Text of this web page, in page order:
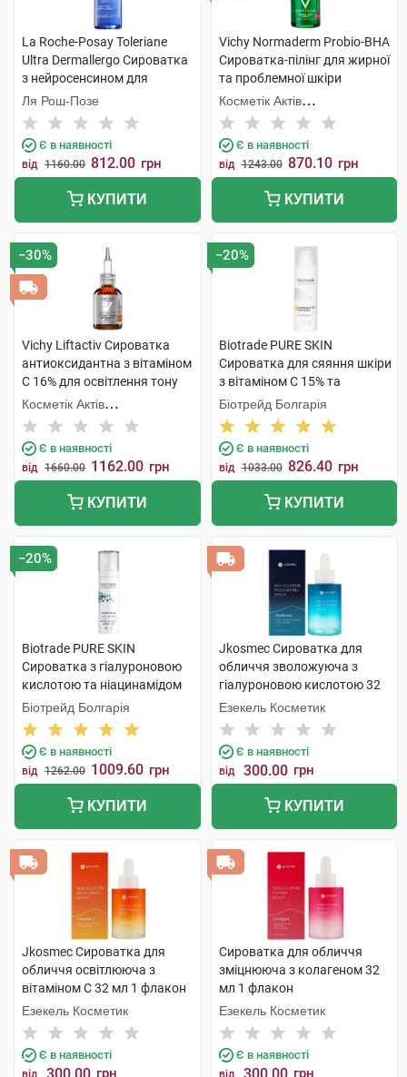
La Roche-Posay Toleriane
Ultra Dermallergo Сироватка
з нейросенсином для
гіперчутливої та схильної до
алергії шкіри 20 мл 1 флакон
Ля Рош-Позе
Є в наявності
від 1160.00 812.00 грн
КУПИТИ
Vichy Normaderm Probio-BHA
Сироватка-пілінг для жирної
та проблемної шкіри
обличчя 30 мл 1 флакон
Косметік Актів
Інтернаціональ
Є в наявності
від 1243.00 870.10 грн
КУПИТИ
−30%
Vichy Liftactiv Сироватка
антиоксидантна з вітаміном
С 16% для освітлення тону
шкіри обличчя 20 мл 1
флакон
Косметік Актів
Інтернаціональ
Є в наявності
від 1660.00 1162.00 грн
КУПИТИ
−20%
Biotrade PURE SKIN
Сироватка для сяяння шкіри
з вітаміном С 15% та
пептидами 30 мл 1 флакон
Біотрейд Болгарія
Є в наявності
від 1033.00 826.40 грн
КУПИТИ
−20%
Biotrade PURE SKIN
Сироватка з гіалуроновою
кислотою та ніацинамідом
30 мл 1 флакон
Біотрейд Болгарія
Є в наявності
від 1262.00 1009.60 грн
КУПИТИ
Jkosmec Сироватка для
обличчя зволожуюча з
гіалуроновою кислотою 32
мл 1 флакон
Езекель Косметик
Є в наявності
від 300.00 грн
КУПИТИ
Jkosmec Сироватка для
обличчя освітлююча з
вітаміном С 32 мл 1 флакон
Езекель Косметик
Є в наявності
від грн
Сироватка для обличчя
зміцнююча з колагеном 32
мл 1 флакон
Езекель Косметик
Є в наявності
від грн